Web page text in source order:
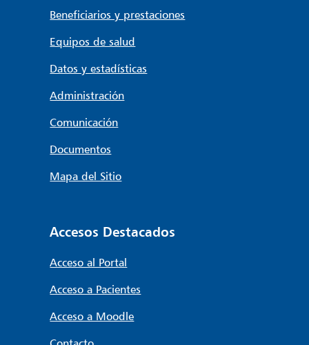
Beneficiarios y prestaciones
Equipos de salud
Datos y estadísticas
Administración
Comunicación
Documentos
Mapa del Sitio
Accesos Destacados
Acceso al Portal
Acceso a Pacientes
Acceso a Moodle